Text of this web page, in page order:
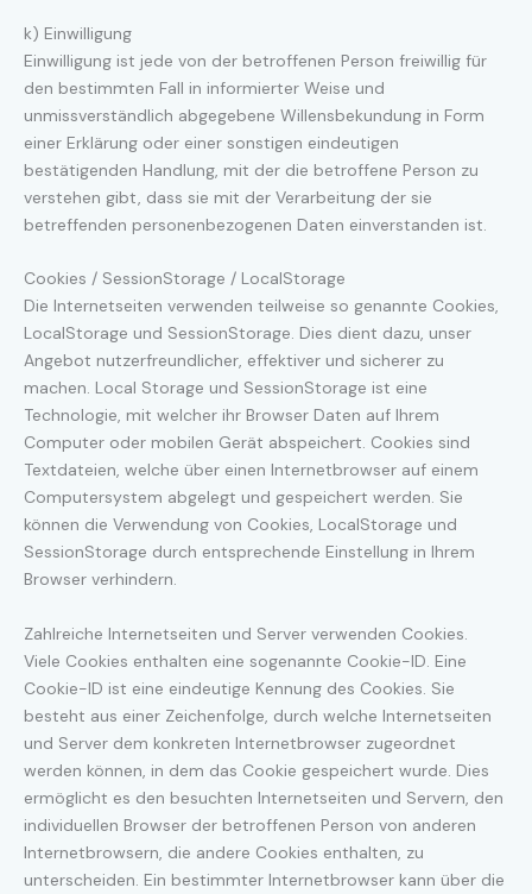
k) Einwilligung
Einwilligung ist jede von der betroffenen Person freiwillig für
den bestimmten Fall in informierter Weise und
unmissverständlich abgegebene Willensbekundung in Form
einer Erklärung oder einer sonstigen eindeutigen
bestätigenden Handlung, mit der die betroffene Person zu
verstehen gibt, dass sie mit der Verarbeitung der sie
betreffenden personenbezogenen Daten einverstanden ist.
Cookies / SessionStorage / LocalStorage
Die Internetseiten verwenden teilweise so genannte Cookies,
LocalStorage und SessionStorage. Dies dient dazu, unser
Angebot nutzerfreundlicher, effektiver und sicherer zu
machen. Local Storage und SessionStorage ist eine
Technologie, mit welcher ihr Browser Daten auf Ihrem
Computer oder mobilen Gerät abspeichert. Cookies sind
Textdateien, welche über einen Internetbrowser auf einem
Computersystem abgelegt und gespeichert werden. Sie
können die Verwendung von Cookies, LocalStorage und
SessionStorage durch entsprechende Einstellung in Ihrem
Browser verhindern.
Zahlreiche Internetseiten und Server verwenden Cookies.
Viele Cookies enthalten eine sogenannte Cookie-ID. Eine
Cookie-ID ist eine eindeutige Kennung des Cookies. Sie
besteht aus einer Zeichenfolge, durch welche Internetseiten
und Server dem konkreten Internetbrowser zugeordnet
werden können, in dem das Cookie gespeichert wurde. Dies
ermöglicht es den besuchten Internetseiten und Servern, den
individuellen Browser der betroffenen Person von anderen
Internetbrowsern, die andere Cookies enthalten, zu
unterscheiden. Ein bestimmter Internetbrowser kann über die